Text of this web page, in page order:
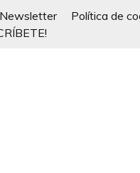
Newsletter Política de